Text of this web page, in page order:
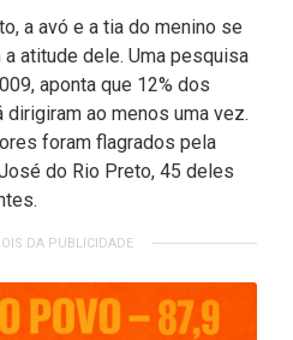
a avó e a tia do menino se
atitude dele. Uma pesquisa
aponta que 12% dos
ao menos uma vez.
foram flagrados pela
do Rio Preto, 45 deles
DA PUBLICIDADE